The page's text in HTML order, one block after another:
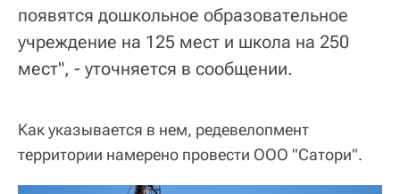
появятся дошкольное образовательное
учреждение на 125 мест и школа на 250
мест", - уточняется в сообщении.
Как указывается в нем, редевелопмент
территории намерено провести ООО "Сатори".